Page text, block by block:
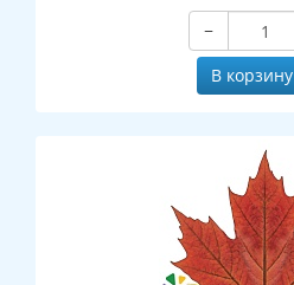
−
В корзину